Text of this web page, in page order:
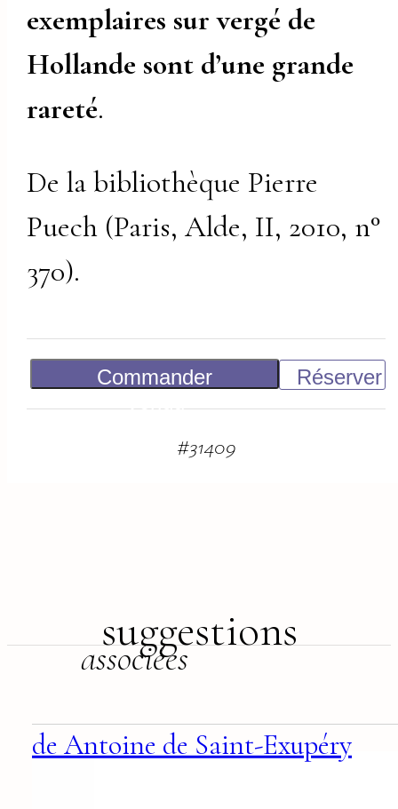
exemplaires sur vergé de
Hollande sont d’une grande
rareté.
De la bibliothèque Pierre
Puech (Paris, Alde, II, 2010, n°
370).
Commander
Réserver
#31409
suggestions
associées
de Antoine de Saint-Exupéry